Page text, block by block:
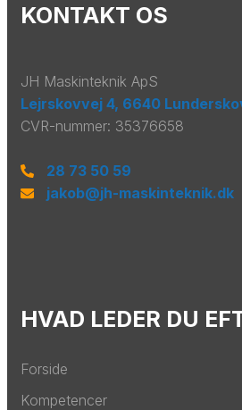
KONTAKT OS
JH Maskinteknik ApS
​​Lejrskovvej 4, 6640
CVR-nummer: 35376658
28 73 50 59
jakob@jh-maskinteknik.dk
HVAD LEDER DU
Forside
Kompetencer